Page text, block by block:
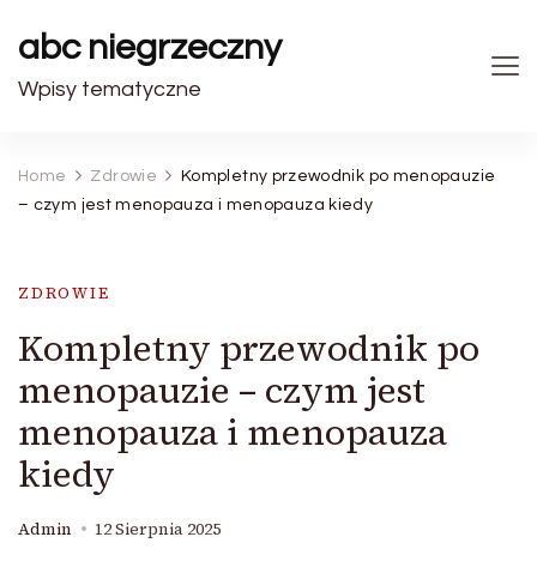
abc niegrzeczny
Wpisy tematyczne
Home Zdrowie
Kompletny przewodnik po menopauzie
– czym jest menopauza i menopauza kiedy
ZDROWIE
Kompletny przewodnik po
menopauzie – czym jest
menopauza i menopauza
kiedy
Admin 12 Sierpnia 2025